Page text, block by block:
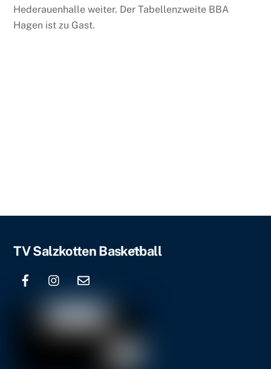
Hederauenhalle weiter. Der Tabellenzweite BBA
Hagen ist zu Gast.
Back
TV Salzkotten Basketball